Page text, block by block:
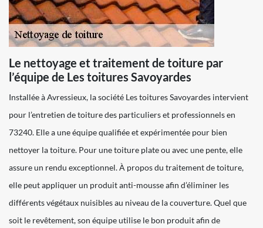
Le nettoyage et traitement de toiture par
l’équipe de Les toitures Savoyardes
Installée à Avressieux, la société Les toitures Savoyardes intervient
pour l’entretien de toiture des particuliers et professionnels en
73240. Elle a une équipe qualifiée et expérimentée pour bien
nettoyer la toiture. Pour une toiture plate ou avec une pente, elle
assure un rendu exceptionnel. À propos du traitement de toiture,
elle peut appliquer un produit anti-mousse afin d’éliminer les
différents végétaux nuisibles au niveau de la couverture. Quel que
soit le revêtement, son équipe utilise le bon produit afin de